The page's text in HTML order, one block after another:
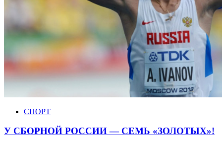
СПОРТ
У СБОРНОЙ РОССИИ — СЕМЬ «ЗОЛОТЫХ»!